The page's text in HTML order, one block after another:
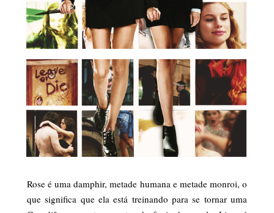
Rose é uma damphir, metade humana e metade monroi, o
que significa que ela está treinando para se tornar uma